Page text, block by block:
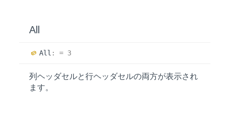
All
All : = 3
列ヘッダセルと行ヘッダセルの両方が表示され
ます。